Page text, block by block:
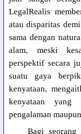
LegalRealis
atau disparitas
sama dengan
alam, meski
perspektif secara
suatu gaya
kenyataan,
kenyataan
pengalaman
Bagi seorang